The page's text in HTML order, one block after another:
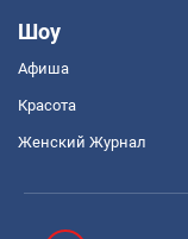
Шоу
Афиша
Красота
Женский Журнал